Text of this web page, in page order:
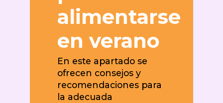
alimentarse
en verano
En este apartado se
ofrecen consejos y
recomendaciones para
la adecuada